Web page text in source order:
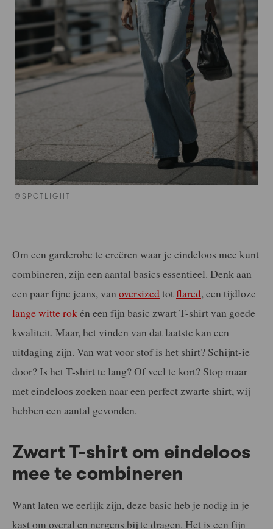
©SPOTLIGHT
Om een garderobe te creëren waar je eindeloos mee kunt
combineren, zijn een aantal basics essentieel. Denk aan
een paar fijne jeans, van oversizedtotflared, een tijdloze
lange witte rok én een fijn basic zwart T-shirt van goede
kwaliteit. Maar, het vinden van dat laatste kan een
uitdaging zijn. Van wat voor stof is het shirt? Schijnt-ie
door? Is het T-shirt te lang? Of veel te kort? Stop maar
met eindeloos zoeken naar een perfect zwarte shirt, wij
hebben een aantal gevonden.
Zwart T-shirt om eindeloos
mee te combineren
Want laten we eerlijk zijn, deze basic heb je nodig in je
kast om overal en nergens bij te dragen. Het is een fijn